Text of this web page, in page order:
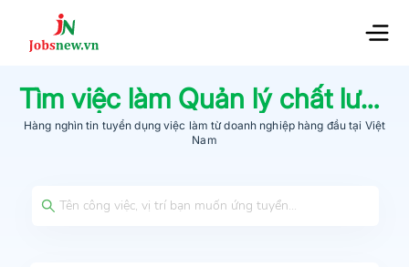
Tìm việc làm Quản lý chất lượng
Hàng nghìn tin tuyển dụng việc làm từdoanh nghiệp hàng đầu tại Việt
Nam